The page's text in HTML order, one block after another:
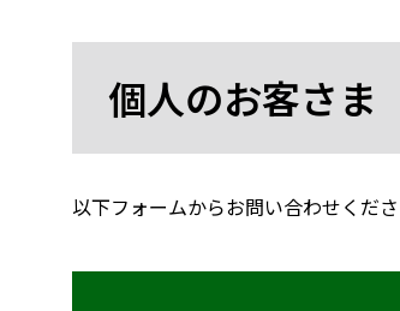
個人のお客さま
以下フォームからお問い合わせくだ